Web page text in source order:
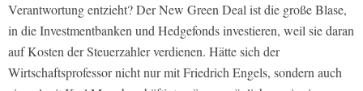
Verantwortung entzieht? Der New Green Deal ist die große Blase,
in die Investmentbanken und Hedgefonds investieren, weil sie daran
auf Kosten der Steuerzahler verdienen. Hätte sich der
Wirtschaftsprofessor nicht nur mit Friedrich Engels, sondern auch